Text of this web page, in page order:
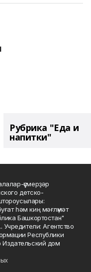
Рубрика "Еда и
напитки"
үҫмерҙәр
детско-
һәм киң мәғлүмәт
Башкортостан"
Агентство
Республики
Издательский дом